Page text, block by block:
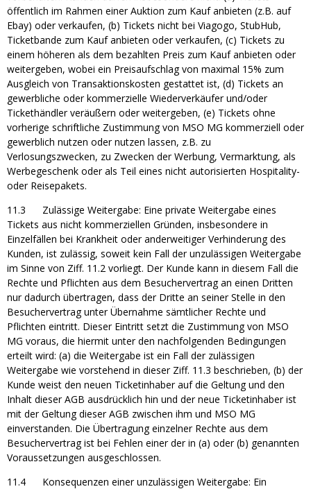
öffentlich im Rahmen einer Auktion zum Kauf anbieten (z.B. auf
Ebay) oder verkaufen, (b) Tickets nicht bei Viagogo, StubHub,
Ticketbande zum Kauf anbieten oder verkaufen, (c) Tickets zu
einem höheren als dem bezahlten Preis zum Kauf anbieten oder
weitergeben, wobei ein Preisaufschlag von maximal 15% zum
Ausgleich von Transaktionskosten gestattet ist, (d) Tickets an
gewerbliche oder kommerzielle Wiederverkäufer und/oder
Tickethändler veräußern oder weitergeben, (e) Tickets ohne
vorherige schriftliche Zustimmung von MSO MG kommerziell oder
gewerblich nutzen oder nutzen lassen, z.B. zu
Verlosungszwecken, zu Zwecken der Werbung, Vermarktung, als
Werbegeschenk oder als Teil eines nicht autorisierten Hospitality-
oder Reisepakets.
11.3 Zulässige Weitergabe: Eine private Weitergabe eines
Tickets aus nicht kommerziellen Gründen, insbesondere in
Einzelfällen bei Krankheit oder anderweitiger Verhinderung des
Kunden, ist zulässig, soweit kein Fall der unzulässigen Weitergabe
im Sinne von Ziff. 11.2 vorliegt. Der Kunde kann in diesem Fall die
Rechte und Pflichten aus dem Besuchervertrag an einen Dritten
nur dadurch übertragen, dass der Dritte an seiner Stelle in den
Besuchervertrag unter Übernahme sämtlicher Rechte und
Pflichten eintritt. Dieser Eintritt setzt die Zustimmung von MSO
MG voraus, die hiermit unter den nachfolgenden Bedingungen
erteilt wird: (a) die Weitergabe ist ein Fall der zulässigen
Weitergabe wie vorstehend in dieser Ziff. 11.3 beschrieben, (b) der
Kunde weist den neuen Ticketinhaber auf die Geltung und den
Inhalt dieser AGB ausdrücklich hin und der neue Ticketinhaber ist
mit der Geltung dieser AGB zwischen ihm und MSO MG
einverstanden. Die Übertragung einzelner Rechte aus dem
Besuchervertrag ist bei Fehlen einer der in (a) oder (b) genannten
Voraussetzungen ausgeschlossen.
11.4 Konsequenzen einer unzulässigen Weitergabe: Ein